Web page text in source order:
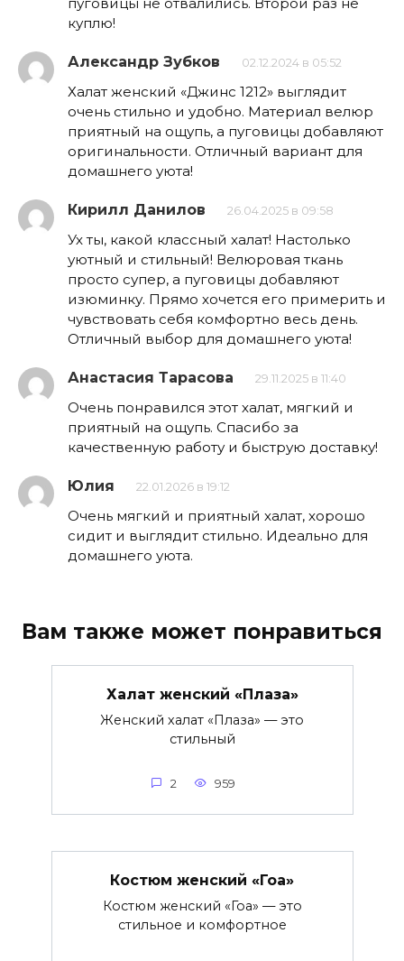
куплю!
Александр Зубков 02.12.2024 в 05:52
Халат женский «Джинс 1212» выглядит
очень стильно и удобно. Материал велюр
приятный на ощупь, а пуговицы добавляют
оригинальности. Отличный вариант для
домашнего уюта!
Кирилл Данилов 26.04.2025 в 09:58
Ух ты, какой классный халат! Настолько
уютный и стильный! Велюровая ткань
просто супер, а пуговицы добавляют
изюминку. Прямо хочется его примерить и
чувствовать себя комфортно весь день.
Отличный выбор для домашнего уюта!
Анастасия Тарасова 29.11.2025 в 11:40
Очень понравился этот халат, мягкий и
приятный на ощупь. Спасибо за
качественную работу и быструю доставку!
Юлия 22.01.2026 в 19:12
Очень мягкий и приятный халат, хорошо
сидит и выглядит стильно. Идеально для
домашнего уюта.
Вам также может понравиться
Халат женский «Плаза»
Женский халат «Плаза» — это
стильный
2 959
Костюм женский «Гоа»
Костюм женский «Гоа» — это
стильное и комфортное